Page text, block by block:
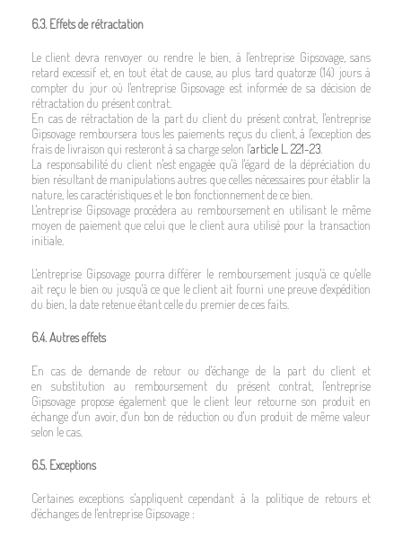
6.3. Effets de rétractation
Le client devra renvoyer ou rendre le bien, à l'entreprise Gipsovage, sans
retard excessif et, en tout état de cause, au plus tard quatorze (14) jours à
compter du jour où l'entreprise Gipsovage est informée de sa décision de
rétractation du présent contrat.
En cas de rétractation de la part du client du présent contrat, l'entreprise
Gipsovage remboursera tous les paiements reçus du client, à l'exception des
frais de livraison qui resteront à sa charge selon l'article L. 221-23
La responsabilité du client n'est engagée qu'à l'égard de la dépréciation du
bien résultant de manipulations autres que celles nécessaires pour établir la
nature, les caractéristiques et le bon fonctionnement de ce bien.
L'entreprise Gipsovage procédera au remboursement en utilisant le même
moyen de paiement que celui que le client aura utilisé pour la transaction
initiale.
L'entreprise Gipsovage pourra différer le remboursement jusqu'à ce qu'elle
ait reçu le bien ou jusqu'à ce que le client ait fourni une preuve d'expédition
du bien, la date retenue étant celle du premier de ces faits.
6.4. Autres effets
En cas de demande de retour ou d'échange de la part du client et
en substitution au remboursement du présent contrat, l'entreprise
Gipsovage propose également que le client leur retourne son produit en
échange d'un avoir, d'un bon de réduction ou d'un produit de même valeur
selon le cas.
6.5. Exceptions
Certaines exceptions s'appliquent cependant à la politique de retours et
d'échanges de l'entreprise Gipsovage :